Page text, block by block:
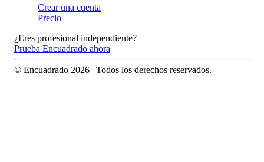
Crear una cuenta
Precio
¿Eres profesional independiente?
Prueba Encuadrado ahora
© Encuadrado 2026 | Todos los derechos reservados.